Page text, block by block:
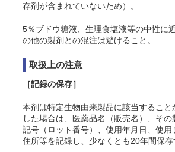
存剤が含まれていないため）。
5％ブドウ糖液、生理食塩液等の中性に
の他の製剤との混注は避けること。
取扱上の注意
［記録の保存］
本剤は特定生物由来製品に該当すること
した場合は、医薬品名（販売名）、そ
記号（ロット番号）、使用年月日、使用
住所等を記録し、少なくとも20年間保存